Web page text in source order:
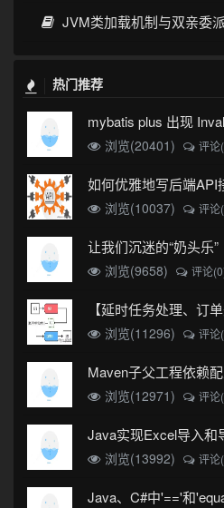
JVM类加载机制与双亲委
热门推荐
浏览(20401)
评论
如何优雅地写后端API
浏览(10037) 评论
让我们沉迷的“奶头乐”
浏览(9658) 评论
浏览(11296)
评论
Maven子父工程依赖
浏览(12971) 评论
浏览(13992)
评论
Java、C#中'=='和